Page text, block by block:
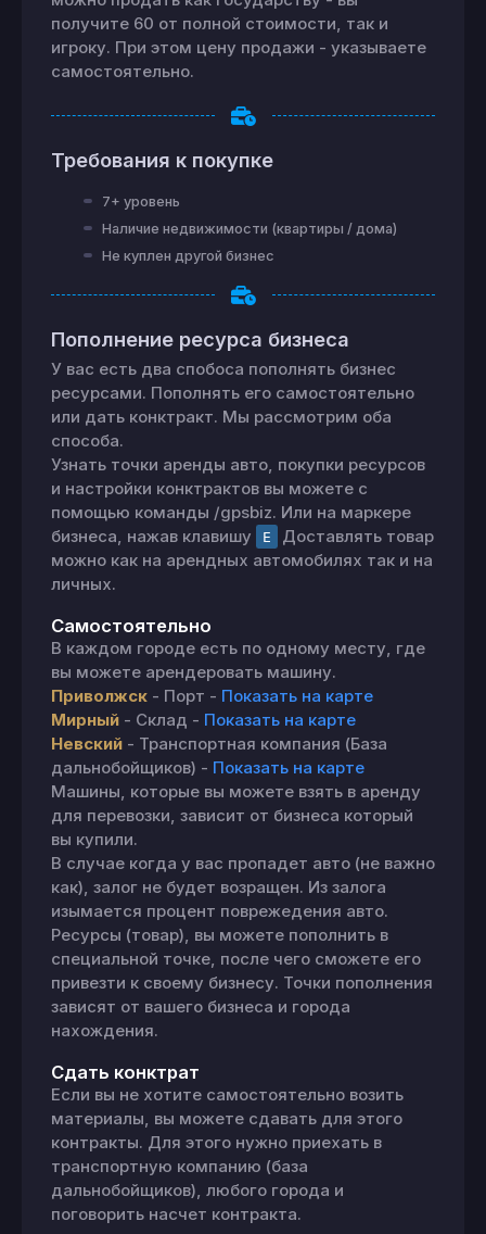
получите 60 от полной стоимости, так и
игроку. При этом цену продажи - указываете
самостоятельно.
Требования к покупке
7+ уровень
Наличие недвижимости (квартиры / дома)
Не куплен другой бизнес
Пополнение ресурса бизнеса
У вас есть два спобоса пополнять бизнес
ресурсами. Пополнять его самостоятельно
или дать конктракт. Мы рассмотрим оба
способа.
Узнать точки аренды авто, покупки ресурсов
и настройки конктрактов вы можете с
помощью команды /gpsbiz. Или на маркере
бизнеса, нажав клавишу
E
Доставлять товар
можно как на арендных автомобилях так и на
личных.
Самостоятельно
В каждом городе есть по одному месту, где
вы можете арендеровать машину.
Приволжск - Порт - Показать на карте
Мирный - Склад - Показать на карте
Невский - Транспортная компания (База
дальнобойщиков) - Показать на карте
Машины, которые вы можете взять в аренду
для перевозки, зависит от бизнеса который
вы купили.
В случае когда у вас пропадет авто (не важно
как), залог не будет возращен. Из залога
изымается процент поврежедения авто.
Ресурсы (товар), вы можете пополнить в
специальной точке, после чего сможете его
привезти к своему бизнесу. Точки пополнения
зависят от вашего бизнеса и города
нахождения.
Сдать конктрат
Если вы не хотите самостоятельно возить
материалы, вы можете сдавать для этого
контракты. Для этого нужно приехать в
транспортную компанию (база
дальнобойщиков), любого города и
поговорить насчет контракта.